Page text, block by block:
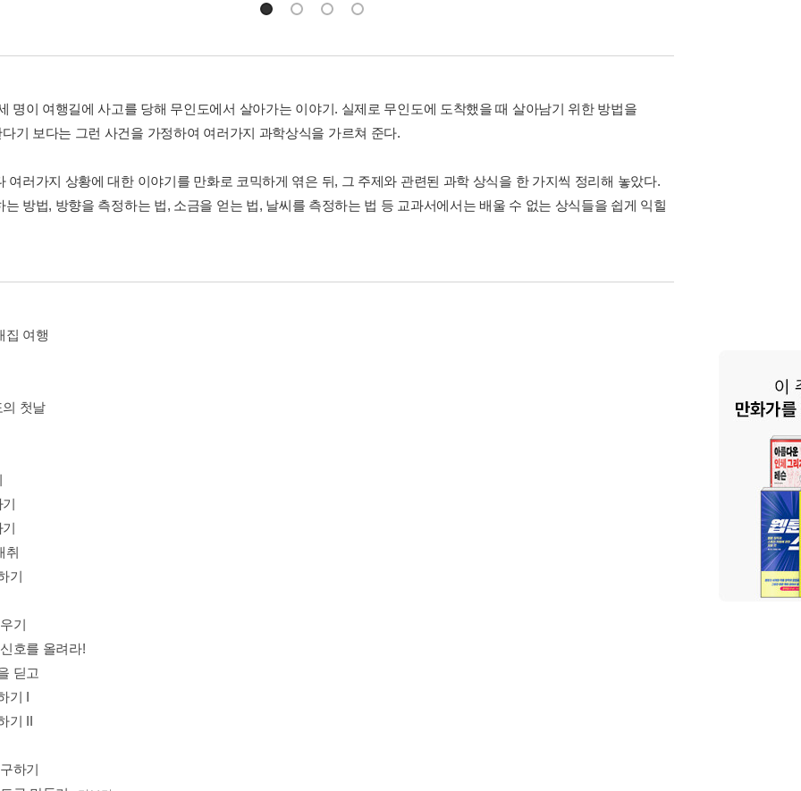
명이 여행길에 사고를 당해 무인도에서 살아가는 이야기. 실제로 무인도에 도착했을 때 살아남기 위한 방법을
기 보다는 그런 사건을 가정하여 여러가지 과학상식을 가르쳐 준다.
여러가지 상황에 대한 이야기를 만화로 코믹하게 엮은 뒤, 그 주제와 관련된 과학 상식을 한 가지씩 정리해 놓았다.
는 방법, 방향을 측정하는 법, 소금을 얻는 법, 날씨를 측정하는 법 등 교과서에서는 배울 수 없는 상식들을 쉽게 익힐
집 여행
첫날
취
기
기
호를 올려라!
딛고
기 I
기 II
하기